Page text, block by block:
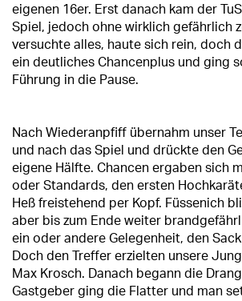
eigenen 16er. Erst danach kam der
Spiel, jedoch ohne wirklich gefährlich
versuchte alles, haute sich rein, doch
ein deutliches Chancenplus und ging
Führung in die Pause.
Nach Wiederanpfiff übernahm unser
und nach das Spiel und drückte den
eigene Hälfte. Chancen ergaben sich
oder Standards, den ersten
Heß freistehend per Kopf. Füssenich
aber bis zum Ende weiter
ein oder andere Gelegenheit, den
Doch den Treffer erzielten unsere
Max Krosch. Danach begann die
Gastgeber ging die Flatter und man